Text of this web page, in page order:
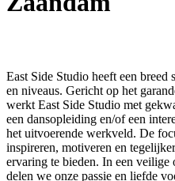
East Side Studio heeft een breed
en niveaus. Gericht op het
werkt East Side Studio met
een dansopleiding en/of een
het uitvoerende werkveld. De
inspireren, motiveren en
ervaring te bieden. In een
delen we onze passie en liefde